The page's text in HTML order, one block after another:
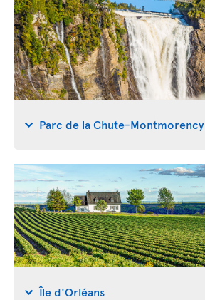
Parc de la Chute-Montmorency
Île d'Orléans